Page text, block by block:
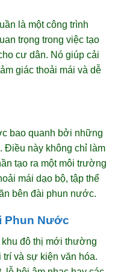
là một công trình
trọng trong việc tạo
cư dân. Nó giúp cải
giác thoải mái và dễ
bao quanh bởi những
Điều này không chỉ làm
tạo ra một môi trường
mái dạo bộ, tập thể
bên đài phun nước.
Phun Nước
đô thị mới thường
và sự kiện văn hóa.